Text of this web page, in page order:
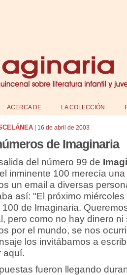
ACERCA DE LA COLECCIÓN
16 de abril de 2003
de Imaginaria
del número 99 de
inminente 100 merecía
un email a diversas
así: "El próximo
100 de Imaginaria.
pero como no hay dinero
por el mundo, se nos
los invitábamos a
aquí.
fueron llegando